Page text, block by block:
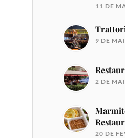
11 DE
9 DE
2 DE
20 DE